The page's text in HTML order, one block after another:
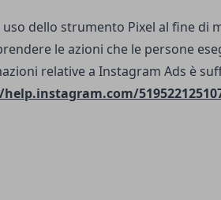
dello strumento Pixel al fine di
le azioni che le persone
relative a Instagram Ads è